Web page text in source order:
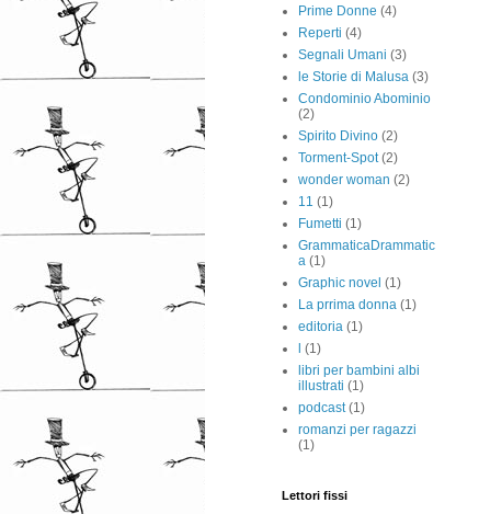
Prime Donne (4)
Reperti (4)
Segnali Umani (3)
le Storie di Malusa (3)
Condominio Abominio
(2)
Spirito Divino (2)
Torment-Spot (2)
wonder woman (2)
11 (1)
Fumetti (1)
GrammaticaDrammatic
a (1)
Graphic novel (1)
La prrima donna (1)
editoria (1)
l (1)
libri per bambini albi
illustrati (1)
podcast (1)
romanzi per ragazzi
(1)
Lettori fissi